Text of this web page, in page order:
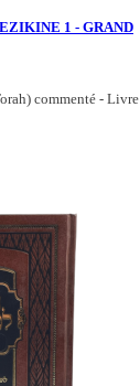
1 - GRAND
commenté - Livre